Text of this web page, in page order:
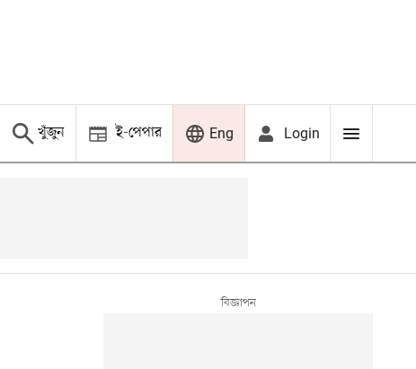
খুঁজুন ই-পেপার Eng Login